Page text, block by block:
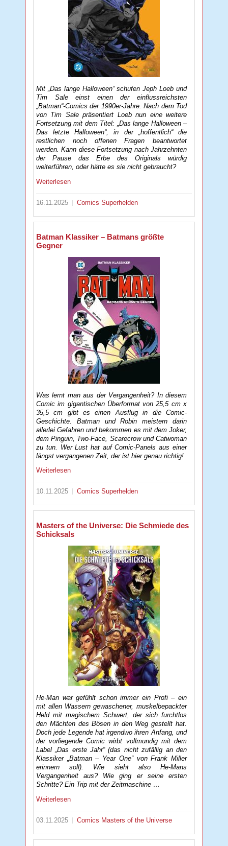
Mit „Das lange Halloween“ schufen Jeph Loeb und
Tim Sale einst einen der einflussreichsten
„Batman“-Comics der 1990er-Jahre. Nach dem Tod
von Tim Sale präsentiert Loeb nun eine weitere
Fortsetzung mit dem Titel: „Das lange Halloween –
Das letzte Halloween“, in der „hoffentlich“ die
restlichen noch offenen Fragen beantwortet
werden. Kann diese Fortsetzung nach Jahrzehnten
der Pause das Erbe des Originals würdig
weiterführen, oder hätte es sie nicht gebraucht?
Weiterlesen
16.11.2025 ComicsSuperhelden
Batman Klassiker – Batmans größte
Gegner
Was lernt man aus der Vergangenheit? In diesem
Comic im gigantischen Überformat von 25,5 cm x
35,5 cm gibt es einen Ausflug in die Comic-
Geschichte. Batman und Robin meistern darin
allerlei Gefahren und bekommen es mit dem Joker,
dem Pinguin, Two-Face, Scarecrow und Catwoman
zu tun. Wer Lust hat auf Comic-Panels aus einer
längst vergangenen Zeit, der ist hier genau richtig!
Weiterlesen
10.11.2025 ComicsSuperhelden
Masters of the Universe: Die Schmiede des
Schicksals
He-Man war gefühlt schon immer ein Profi – ein
mit allen Wassern gewaschener, muskelbepackter
Held mit magischem Schwert, der sich furchtlos
den Mächten des Bösen in den Weg gestellt hat.
Doch jede Legende hat irgendwo ihren Anfang, und
der vorliegende Comic wirbt vollmundig mit dem
Label „Das erste Jahr“ (das nicht zufällig an den
Klassiker „Batman – Year One“ von Frank Miller
erinnern soll). Wie sieht also He-Mans
Vergangenheit aus? Wie ging er seine ersten
Schritte? Ein Trip mit der Zeitmaschine …
Weiterlesen
03.11.2025 Comics Masters of the Universe